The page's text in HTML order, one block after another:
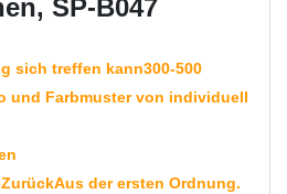
SP-B047
sich treffen kann300-500
und Farbmuster von individuell
ZurückAus der ersten Ordnung.